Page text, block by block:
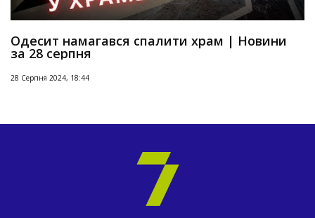
Одесит намагався спалити храм | Новини
за 28 серпня
28 Серпня 2024, 18:44